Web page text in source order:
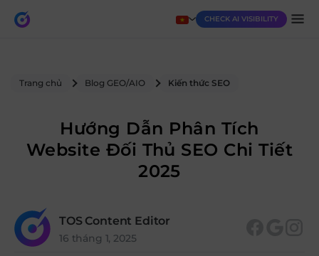
CHECK AI VISIBILITY
Trang chủ Blog GEO/AIO Kiến thức SEO
Hướng Dẫn Phân Tích
Website Đối Thủ SEO Chi Tiết
2025
TOS Content Editor
16 tháng 1, 2025